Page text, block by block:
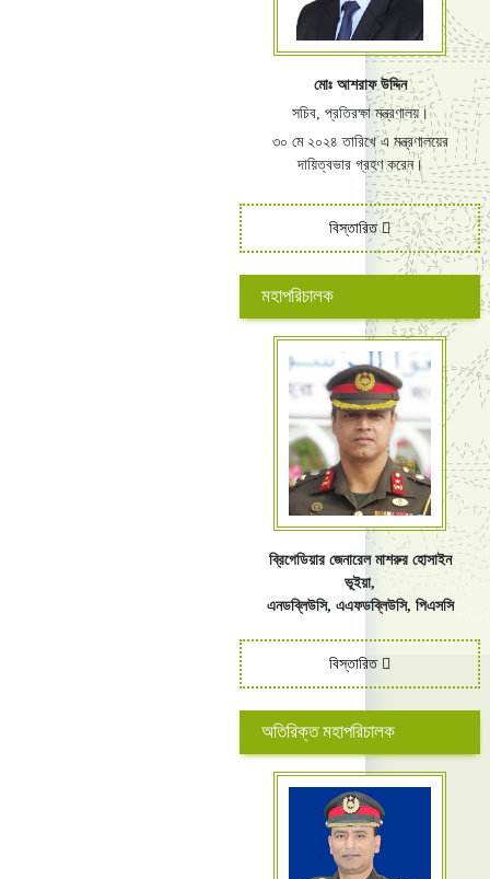
মোঃ আশরাফ উদ্দিন
সচিব, প্রতিরক্ষা মন্ত্রণালয়।
৩০ মে ২০২৪ তারিখে এ মন্ত্রণালয়ের
দায়িত্বভার গ্রহণ করেন।
বিস্তারিত
মহাপরিচালক
ব্রিগেডিয়ার জেনারেল মাশরুর হোসাইন
ভূইয়া,
এনডব্লিউসি, এএফডব্লিউসি, পিএসসি
বিস্তারিত
অতিরিক্ত মহাপরিচালক